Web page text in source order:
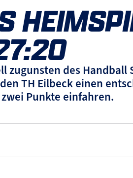
zugunsten des
TH Eilbeck einen
Punkte einfahren.